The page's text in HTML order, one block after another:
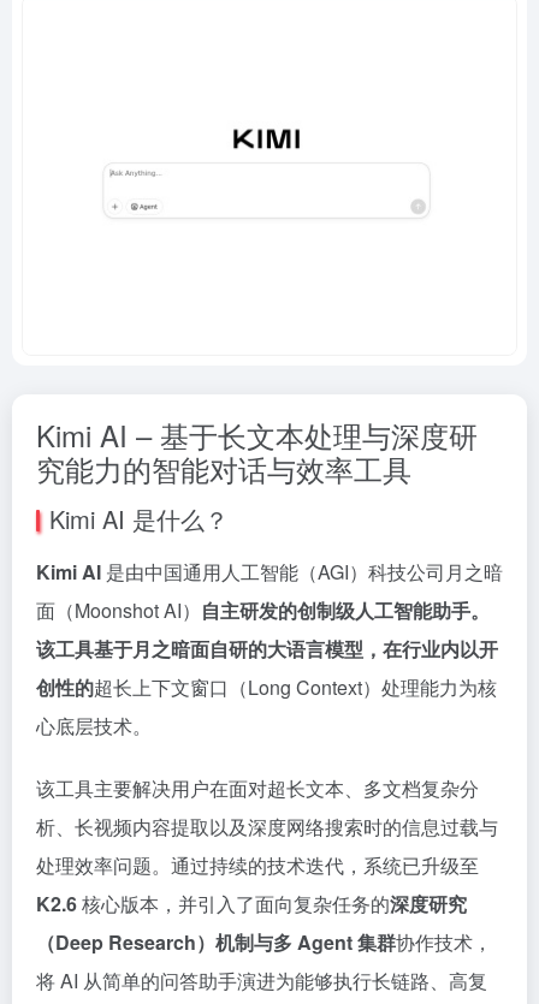
Kimi AI – 基于长文本处理与深度研
究能力的智能对话与效率工具
Kimi AI 是什么？
Kimi AI 是由中国通用人工智能（AGI）科技公司月之暗
面（Moonshot AI） 自主研发的创制级人工智能助手。
该工具基于月之暗面自研的大语言模型，在行业内以开
创性的超长上下文窗口（Long Context）处理能力为核
心底层技术。
该工具主要解决用户在面对超长文本、多文档复杂分
析、长视频内容提取以及深度网络搜索时的信息过载与
处理效率问题。通过持续的技术迭代，系统已升级至
K2.6核心版本，并引入了面向复杂任务的深度研究
（Deep Research）机制与多 Agent 集群协作技术，
将 AI 从简单的问答助手演进为能够执行长链路、高复